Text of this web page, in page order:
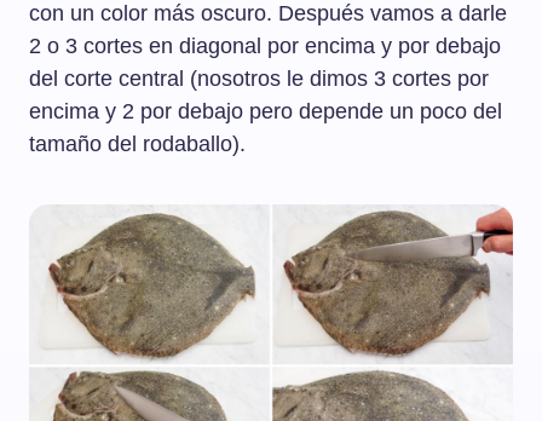
con un color más oscuro. Después vamos a darle
2 o 3 cortes en diagonal por encima y por debajo
del corte central (nosotros le dimos 3 cortes por
encima y 2 por debajo pero depende un poco del
tamaño del rodaballo).